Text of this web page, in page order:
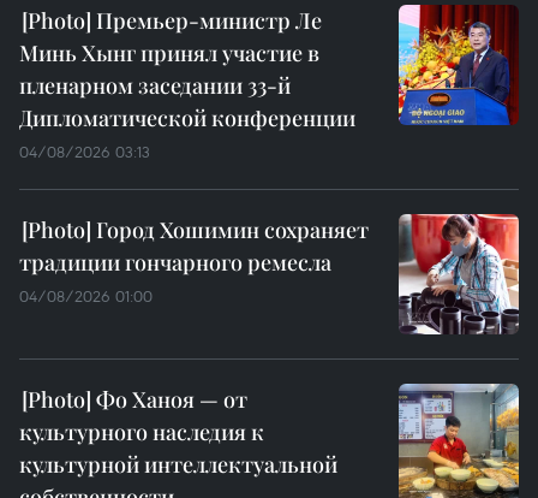
Премьер-министр Ле
Минь Хынг принял участие в
пленарном заседании 33-й
Дипломатической конференции
04/08/2026 03:13
Город Хошимин сохраняет
традиции гончарного ремесла
04/08/2026 01:00
Фо Ханоя — от
культурного наследия к
культурной интеллектуальной